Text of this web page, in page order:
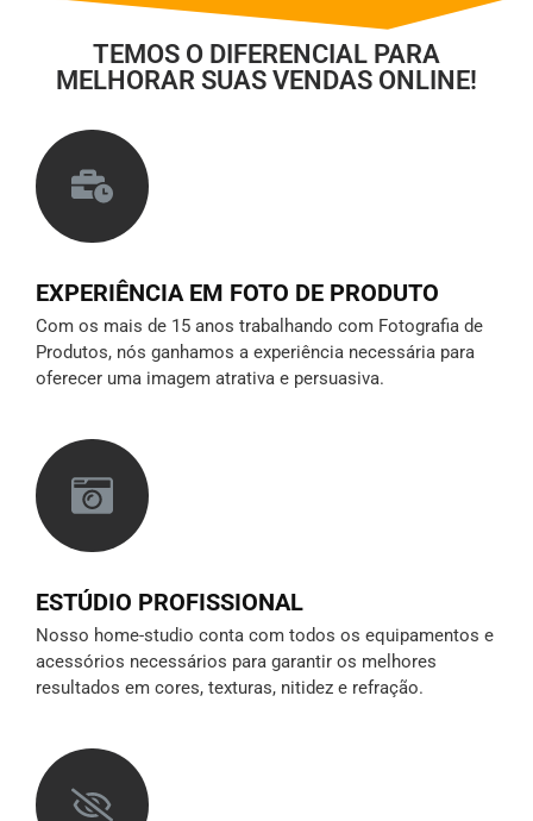
TEMOS O DIFERENCIAL PARA
MELHORAR SUAS VENDAS ONLINE!
EXPERIÊNCIA EM FOTO DE PRODUTO
Com os mais de 15 anos trabalhando com Fotografia de
Produtos, nós ganhamos a experiência necessária para
oferecer uma imagem atrativa e persuasiva.
ESTÚDIO PROFISSIONAL
Nosso home-studio conta com todos os equipamentos e
acessórios necessários para garantir os melhores
resultados em cores, texturas, nitidez e refração.